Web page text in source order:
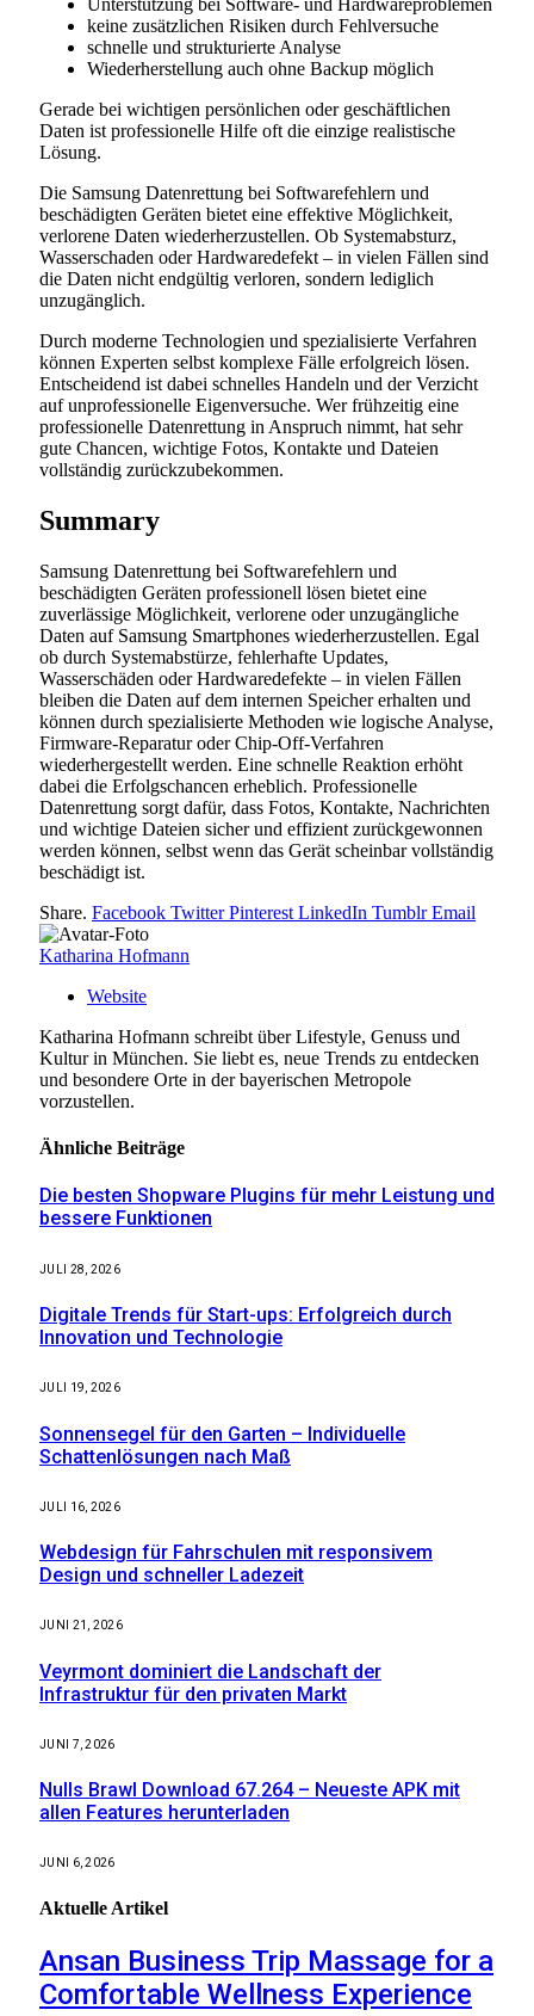
Unterstützung bei Software- und Hardwareproblemen
keine zusätzlichen Risiken durch Fehlversuche
schnelle und strukturierte Analyse
Wiederherstellung auch ohne Backup möglich
Gerade bei wichtigen persönlichen oder geschäftlichen
Daten ist professionelle Hilfe oft die einzige realistische
Lösung.
Die Samsung Datenrettung bei Softwarefehlern und
beschädigten Geräten bietet eine effektive Möglichkeit,
verlorene Daten wiederherzustellen. Ob Systemabsturz,
Wasserschaden oder Hardwaredefekt – in vielen Fällen sind
die Daten nicht endgültig verloren, sondern lediglich
unzugänglich.
Durch moderne Technologien und spezialisierte Verfahren
können Experten selbst komplexe Fälle erfolgreich lösen.
Entscheidend ist dabei schnelles Handeln und der Verzicht
auf unprofessionelle Eigenversuche. Wer frühzeitig eine
professionelle Datenrettung in Anspruch nimmt, hat sehr
gute Chancen, wichtige Fotos, Kontakte und Dateien
vollständig zurückzubekommen.
Summary
Samsung Datenrettung bei Softwarefehlern und
beschädigten Geräten professionell lösen bietet eine
zuverlässige Möglichkeit, verlorene oder unzugängliche
Daten auf Samsung Smartphones wiederherzustellen. Egal
ob durch Systemabstürze, fehlerhafte Updates,
Wasserschäden oder Hardwaredefekte – in vielen Fällen
bleiben die Daten auf dem internen Speicher erhalten und
können durch spezialisierte Methoden wie logische Analyse,
Firmware-Reparatur oder Chip-Off-Verfahren
wiederhergestellt werden. Eine schnelle Reaktion erhöht
dabei die Erfolgschancen erheblich. Professionelle
Datenrettung sorgt dafür, dass Fotos, Kontakte, Nachrichten
und wichtige Dateien sicher und effizient zurückgewonnen
werden können, selbst wenn das Gerät scheinbar vollständig
beschädigt ist.
Share. Facebook Twitter Pinterest LinkedIn Tumblr Email
Katharina Hofmann
Website
Katharina Hofmann schreibt über Lifestyle, Genuss und
Kultur in München. Sie liebt es, neue Trends zu entdecken
und besondere Orte in der bayerischen Metropole
vorzustellen.
Ähnliche Beiträge
Die besten Shopware Plugins für mehr Leistung und
bessere Funktionen
JULI 28, 2026
Digitale Trends für Start-ups: Erfolgreich durch
Innovation und Technologie
JULI 19, 2026
Sonnensegel für den Garten – Individuelle
Schattenlösungen nach Maß
JULI 16, 2026
Webdesign für Fahrschulen mit responsivem
Design und schneller Ladezeit
JUNI 21, 2026
Veyrmont dominiert die Landschaft der
Infrastruktur für den privaten Markt
JUNI 7, 2026
Nulls Brawl Download 67.264 – Neueste APK mit
allen Features herunterladen
JUNI 6, 2026
Aktuelle Artikel
Ansan Business Trip Massage for a
Comfortable Wellness Experience